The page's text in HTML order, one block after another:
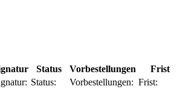
Status Vorbestellungen
Frist
Status:
Vorbestellungen: Frist: